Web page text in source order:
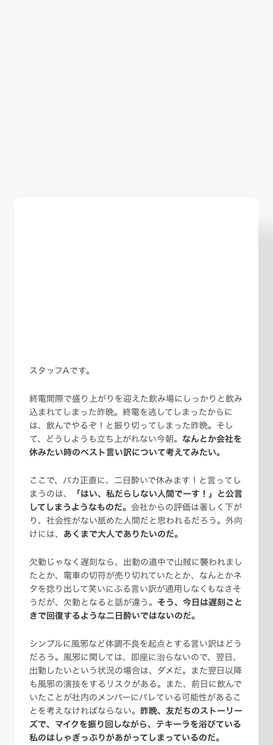
スタッフAです。
終電間際で盛り上がりを迎えた飲み場にしっかりと飲み
込まれてしまった昨晩。終電を逃してしまったからに
は、飲んでやるぞ！と振り切ってしまった昨晩。そし
て、どうしようも立ち上がれない今朝。 なんとか会社を
休みたい時のベスト言い訳について考えてみたい。
ここで、バカ正直に、二日酔いで休みます！と言ってし
まうのは、
「はい、私だらしない人間でーす！」と公言
してしまうようなものだ。 会社からの評価は著しく下が
り、社会性がない舐めた人間だと思われるだろう。外向
けには、 あくまで大人でありたいのだ。
欠勤じゃなく遅刻なら、出勤の道中で山賊に襲われまし
たとか、電車の切符が売り切れていたとか、なんとかネ
タを捻り出して笑いにふる言い訳が通用しなくもなさそ
うだが、欠勤となると話が違う。 そう、今日は遅刻ごと
きで回復するような二日酔いではないのだ。
シンプルに風邪など体調不良を起点とする言い訳はどう
だろう。風邪に関しては、即座に治らないので、翌日、
出勤したいという状況の場合は、ダメだ。また翌日以降
も風邪の演技をするリスクがある。また、前日に飲んで
いたことが社内のメンバーにバレている可能性があるこ
とを考えなければならない。 昨晩、友だちのストーリー
ズで、マイクを振り回しながら、テキーラを浴びている
私のはしゃぎっぷりがあがってしまっているのだ。